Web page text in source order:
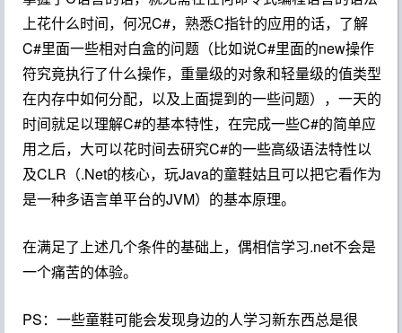
上花什么时间，何况C#，熟悉C指针的应用的话，了解
C#里面一些相对白盒的问题（比如说C#里面的new操作
符究竟执行了什么操作，重量级的对象和轻量级的值类型
在内存中如何分配，以及上面提到的一些问题），一天的
时间就足以理解C#的基本特性，在完成一些C#的简单应
用之后，大可以花时间去研究C#的一些高级语法特性以
及CLR（.Net的核心，玩Java的童鞋姑且可以把它看作为
是一种多语言单平台的JVM）的基本原理。
在满足了上述几个条件的基础上，偶相信学习.net不会是
一个痛苦的体验。
PS：一些童鞋可能会发现身边的人学习新东西总是很